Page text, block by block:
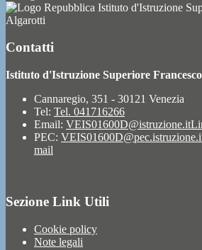
Istituto d'Istruzione
Algarotti
Contatti
Istituto d'Istruzione Superiore
Cannaregio, 351 - 30121 Venezia
Tel: Tel. 041716266
Email: VEIS01600D@istruzione.it
PEC:
mail
Sezione Link Utili
Cookie policy
Note legali